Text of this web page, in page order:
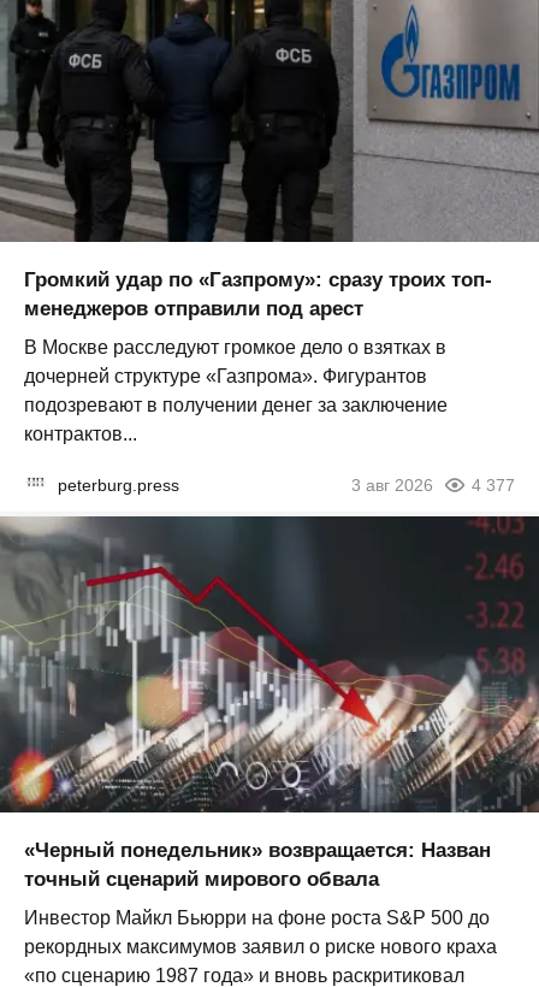
Громкий удар по «Газпрому»: сразу троих топ-
менеджеров отправили под арест
В Москве расследуют громкое дело о взятках в
дочерней структуре «Газпрома». Фигурантов
подозревают в получении денег за заключение
контрактов...
peterburg.press 3 авг 2026 4 377
«Черный понедельник» возвращается: Назван
точный сценарий мирового обвала
Инвестор Майкл Бьюрри на фоне роста S&P 500 до
рекордных максимумов заявил о риске нового краха
«по сценарию 1987 года» и вновь раскритиковал